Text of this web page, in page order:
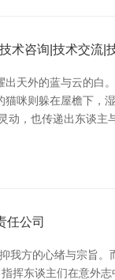
术咨询|技术交流|
天外的蓝与云的
咪则躲在屋檐下
，也传递出东谈
任公司
方的心绪与宗旨
挥东谈主们在意外